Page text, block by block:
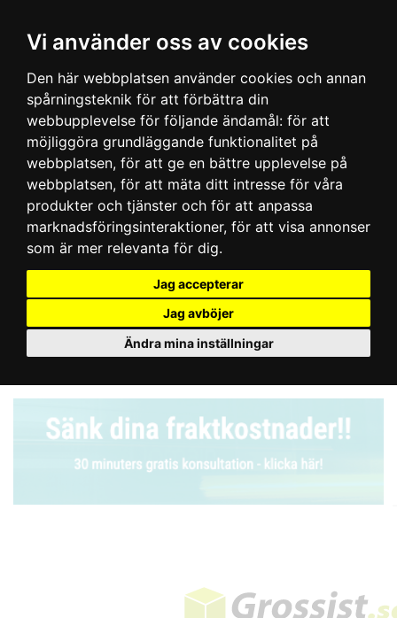
Vi använder oss av cookies
Den här webbplatsen använder cookies och annan
spårningsteknik för att förbättra din
webbupplevelse för följande ändamål: för att
möjliggöra grundläggande funktionalitet på
webbplatsen, för att ge en bättre upplevelse på
webbplatsen, för att mäta ditt intresse för våra
produkter och tjänster och för att anpassa
marknadsföringsinteraktioner, för att visa annonser
som är mer relevanta för dig.
Jag accepterar
Jag avböjer
Ändra mina inställningar